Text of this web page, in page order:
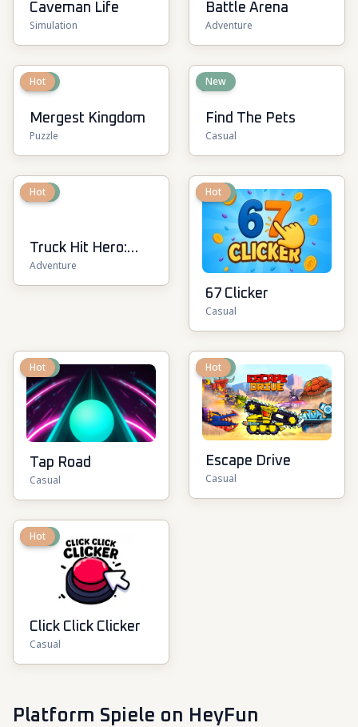
Caveman Life
Simulation
Battle Arena
Adventure
New
Hot
Mergest Kingdom
Puzzle
New
Find The Pets
Casual
New
Hot
Truck Hit Hero:
Isekai Arena
Adventure
New
Hot
67 Clicker
Casual
New
Hot
Tap Road
Casual
New
Hot
Escape Drive
Casual
New
Hot
Click Click Clicker
Casual
Platform Spiele on HeyFun